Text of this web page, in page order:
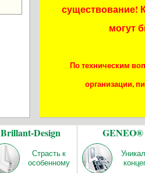
существование!
могут
По техническим
организации,
Brillant-Design
Страсть к
особенному
GENEO®